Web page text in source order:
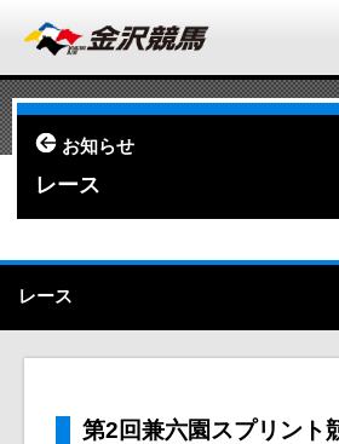
お知らせ
レース
レース
第2回兼六園スプリン